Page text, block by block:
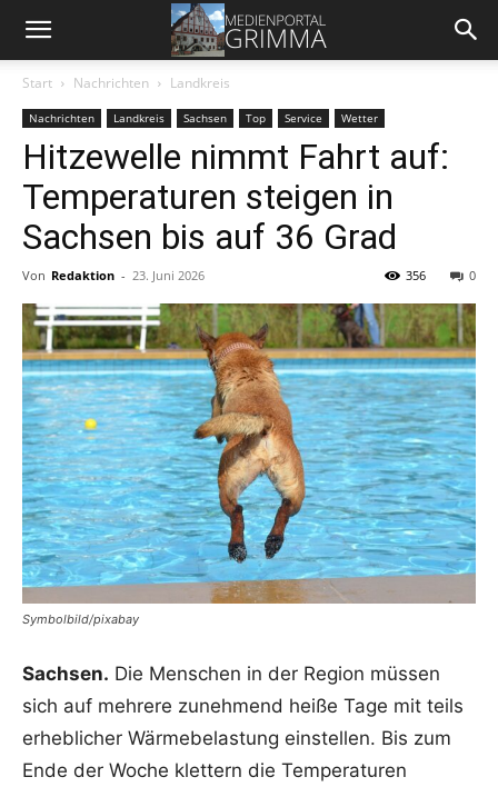
Start Nachrichten Landkreis
Nachrichten Landkreis Sachsen Top Service Wetter
Hitzewelle nimmt Fahrt auf:
Temperaturen steigen in
Sachsen bis auf 36 Grad
Von Redaktion - 23. Juni 2026 0
356
Symbolbild/pixabay
Sachsen. Die Menschen in der Region müssen
sich auf mehrere zunehmend heiße Tage mit teils
erheblicher Wärmebelastung einstellen. Bis zum
Ende der Woche klettern die Temperaturen